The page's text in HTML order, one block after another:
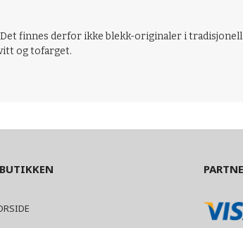
finnes derfor ikke blekk-originaler i
og tofarget.